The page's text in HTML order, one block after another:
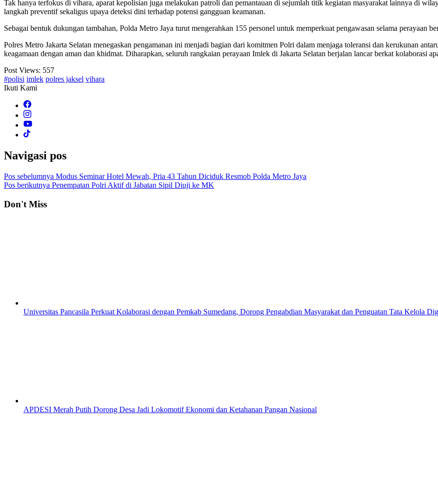
Tak hanya terfokus di vihara, aparat kepolisian juga melakukan patroli dan pemantauan di sejumlah titik kegiatan masyarakat lainnya di
langkah preventif sekaligus upaya deteksi dini terhadap potensi gangguan keamanan.
Sebagai bentuk dukungan tambahan, Polda Metro Jaya turut mengerahkan 155 personel untuk memperkuat pengawasan selama perayaan
Polres Metro Jakarta Selatan menegaskan pengamanan ini menjadi bagian dari komitmen Polri dalam menjaga toleransi dan kerukunan
keagamaan dengan aman dan khidmat. Diharapkan, seluruh rangkaian perayaan Imlek di Jakarta Selatan berjalan lancar berkat kolaborasi
Post Views: 557
#polisi imlek polres jaksel vihara
Ikuti Kami
Navigasi pos
Pos sebelumnya Modus Seminar Hotel Mewah, Pria 43 Tahun Diciduk Resmob Polda Metro Jaya
Pos berikutnya Penempatan Polri Aktif di Jabatan Sipil Diuji ke MK
Don't Miss
Universitas Pancasila Perkuat Kolaborasi dengan Pemkab Sumedang, Dorong Pengabdian Masyarakat dan Penguatan Tata Kelola
APDESI Merah Putih Dorong Desa Jadi Lokomotif Ekonomi dan Ketahanan Pangan Nasional